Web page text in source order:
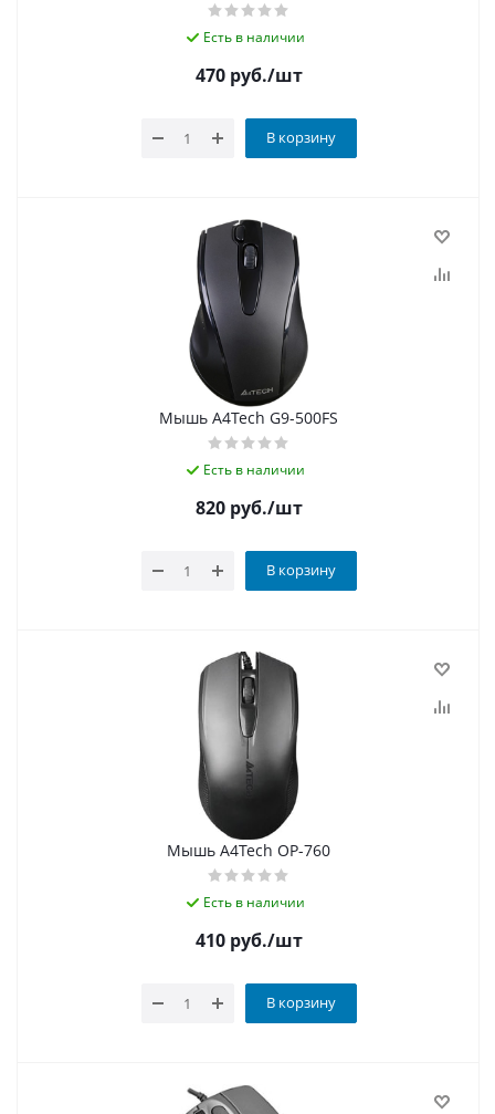
Есть в наличии
470руб./шт
В корзину
Мышь A4Tech G9-500FS
Есть в наличии
820руб./шт
В корзину
Мышь A4Tech OP-760
Есть в наличии
410руб./шт
В корзину